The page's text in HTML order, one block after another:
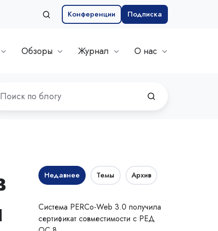
Конференции Подписка
Обзоры Журнал О нас
Недавнее Темы Архив
Система PERCo-Web 3.0 получила
сертификат совместимости с РЕД